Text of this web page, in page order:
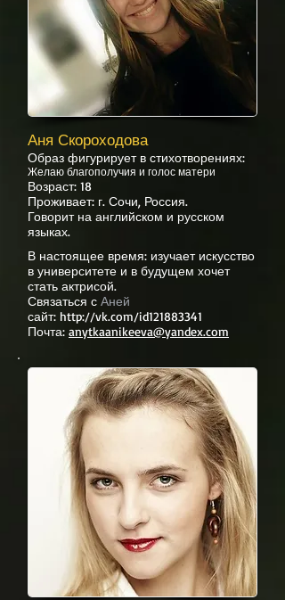
Аня Скороходова
Образ фигурирует в стихотворениях:
Желаю благополучия и голос матери
Возраст: 18
Проживает: г. Сочи, Россия.
Говорит на английском и русском
языках.
В настоящее время: изучает искусство
в университете и в будущем хочет
стать актрисой.
Связаться с Аней
сайт: http://vk.com/id121883341
Почта: anytkaanikeeva@yandex.com